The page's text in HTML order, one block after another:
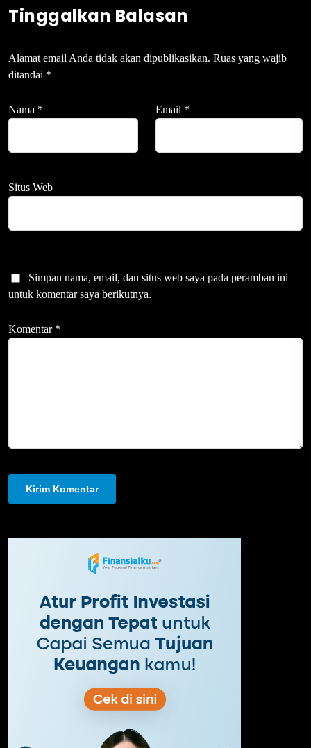
Tinggalkan Balasan
Alamat email Anda tidak akan dipublikasikan. Ruas yang wajib
ditandai *
Nama * Email *
Situs Web
Simpan nama, email, dan situs web saya pada peramban ini
untuk komentar saya berikutnya.
Komentar *